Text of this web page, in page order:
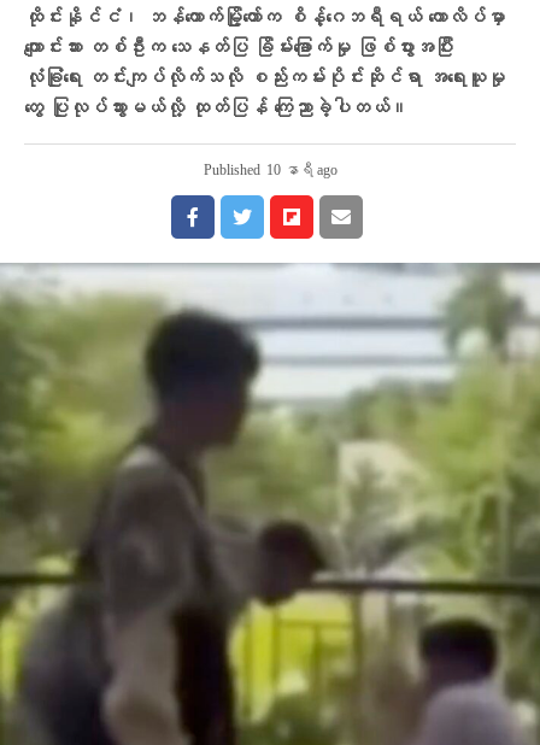
ထိုင်းနိုင်ငံ၊ ဘန်ကောက်မြို့တော်က စိန့်ဂေဘရီရယ် ကောလိပ်မှာ
ကျောင်းသား တစ်ဦးက သေနတ်ပြ ခြိမ်းခြောက်မှု ဖြစ်ပွားအပြီး
လုံခြုံရေး တင်းကျပ်လိုက်သလို စည်းကမ်းပိုင်းဆိုင်ရာ အရေးယူမှု
တွေ ပြုလုပ်သွားမယ်လို့ ထုတ်ပြန် ကြေညာခဲ့ပါတယ်။
Published 10 နာရီ ago